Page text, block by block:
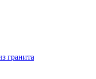
гранита